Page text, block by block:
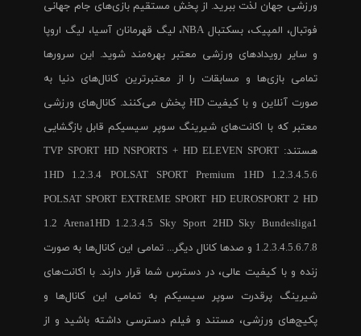
ورزشی جهان لذت ببرید. از پخش مستقیم بازی‌های جام جهانی
فوتبال، المپیک، بسکتبال NBA، لیگ قهرمانان آسیا، لیگ اروپا
و سایر رویدادهای ورزشی معتبر بهره‌مند شوید. این سرورها
تمامی بازی‌ها و مسابقات را از معتبرترین کانال‌های دنیا به
صورت آنلاین و با کیفیت HD پخش می‌کنند. کانال‌های ورزشی
معتبر که با اکانت‌های شیرینگ سوپر سیسیکم قابل بازگشایی
هستند: TVP SPORT HD NSPORTS + HD ELEVEN SPORT
1HD 1.2.3.4 POLSAT SPORT Premium 1HD 1.2.3.4.5.6
POLSAT SPORT EXTREME SPORT HD EUROSPORT 2 HD
1.2 Arena1HD 1.2.3.4.5 Sky Sport 2HD Sky Bundesliga1
1.2.3.4.5.6.7.8 و صدها کانال دیگر... تمامی این کانال‌ها به صورت
زنده و با کیفیت عالی، در دسترس شما قرار دارند. با اکانت‌های
شیرینگ پرقدرت سوپر سیسیکم به تمامی این کانال‌ها و
پکیج‌های ورزشی، مستند و فیلم دسترسی داشته باشید و از